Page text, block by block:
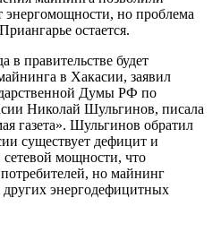
но проблема
остается.
в правительстве будет
в Хакасии, заявил
Думы РФ по
Николай Шульгинов, писала
газета». Шульгинов обратил
существует дефицит и
мощности, что
но майнинг
других энергодефицитных